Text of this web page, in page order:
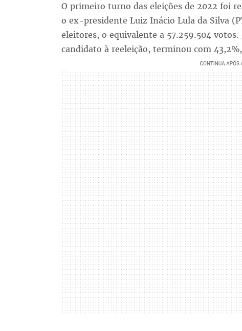
O primeiro turno das eleições de 2022 foi
o ex-presidente Luiz Inácio Lula da Silva
eleitores, o equivalente a 57.259.504
candidato à reeleição, terminou com